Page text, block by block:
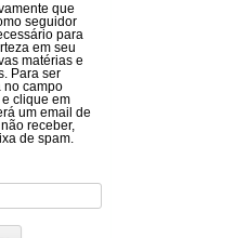
que
seguidor
para
em seu
matérias e
Para ser
no campo
clique em
um email de
receber,
de spam.